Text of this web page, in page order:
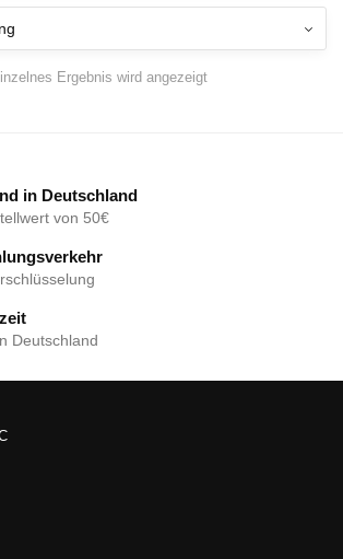
Ergebnis wird angezeigt
in Deutschland
von 50€
Deutschland